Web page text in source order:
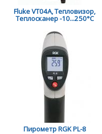
Fluke VT04A, Тепловизор,
Теплосканер -10...250°C
Пирометр RGK PL-8